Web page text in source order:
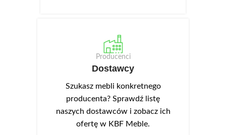
Producenci
Dostawcy
Szukasz mebli konkretnego
producenta? Sprawdź listę
naszych dostawców i zobacz ich
ofertę w KBF Meble.